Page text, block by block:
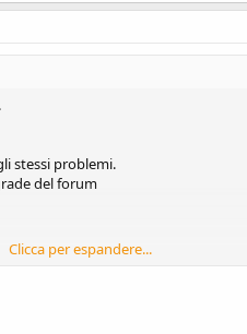
stessi problemi.
del forum
Clicca per espandere...